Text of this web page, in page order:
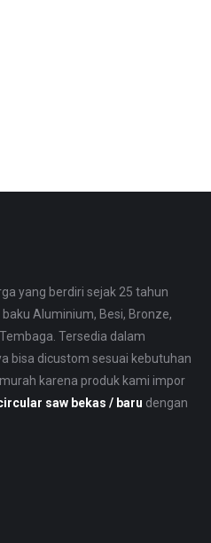
yang berdiri sejak 25 tahun
Aluminium, Besi, Bronze,
Tersedia dalam
bisa dicustom sesuai kebutuhan
karena produk kami impor
saw bekas / baru dengan